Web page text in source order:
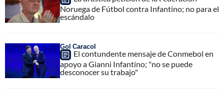
Noruega de Fútbol contra Infantino; no para el
escándalo
Gol Caracol
El contundente mensaje de Conmebol en
apoyo a Gianni Infantino; "no se puede
desconocer su trabajo"